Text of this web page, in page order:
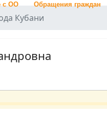
с ОО Обращения граждан
Кубани